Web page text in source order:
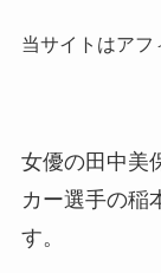
当サイトはアフ
女優の田中美
カー選手の稲
す。